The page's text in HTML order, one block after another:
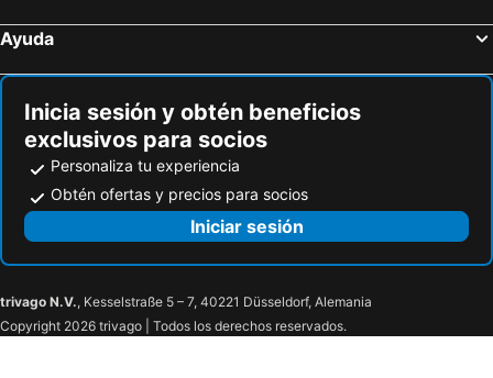
Ayuda
Inicia sesión y obtén beneficios
exclusivos para socios
Personaliza tu experiencia
Obtén ofertas y precios para socios
Iniciar sesión
trivago N.V., Kesselstraße 5 – 7, 40221 Düsseldorf, Alemania
Copyright 2026 trivago | Todos los derechos reservados.